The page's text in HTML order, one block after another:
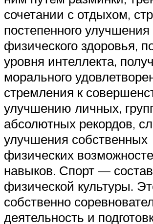
сочетании с отдыхом,
постепенного улучшения
физического здоровья,
уровня интеллекта,
морального
стремления к
улучшению личных,
абсолютных рекордов,
улучшения собственных
физических
навыков. Спорт —
физической культуры.
собственно
деятельность и